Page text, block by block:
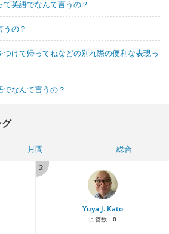
て英語でなんて言うの？
うの？
けて帰ってねなどの別れ際の便利な表現っ
なんて言うの？
月間
総合
2
Yuya J. Kato
回答数： 0